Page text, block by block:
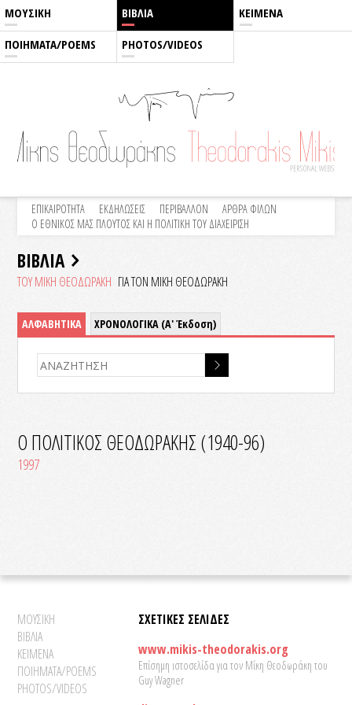
ΜΟΥΣΙΚΗ ΒΙΒΛΙΑ ΚΕΙΜΕΝΑ
ΠΟΙΗΜΑΤΑ/POEMS PHOTOS/VIDEOS
ΕΠΙΚΑΙΡΟΤΗΤΑ ΕΚΔΗΛΩΣΕΙΣ ΠΕΡΙΒΑΛΛΟΝ
ΑΡΘΡΑ ΦΙΛΩΝ
Ο ΕΘΝΙΚΟΣ ΜΑΣ ΠΛΟΥΤΟΣ ΚΑΙ Η ΠΟΛΙΤΙΚΗ ΤΟΥ ΔΙΑΧΕΙΡΙΣΗ
ΒΙΒΛΙΑ
ΤΟΥ ΜΙΚΗ ΘΕΟΔΩΡΑΚΗ ΓΙΑ ΤΟΝ ΜΙΚΗ ΘΕΟΔΩΡΑΚΗ
ΑΛΦΑΒΗΤΙΚΑ ΧΡΟΝΟΛΟΓΙΚΑ (Α' Έκδοση)
Ο ΠΟΛΙΤΙΚΟΣ ΘΕΟΔΩΡΑΚΗΣ (1940-96)
1997
ΜΟΥΣΙΚΗ
ΒΙΒΛΙΑ
ΚΕΙΜΕΝΑ
ΠΟΙΗΜΑΤΑ/POEMS
PHOTOS/VIDEOS
ΣΧΕΤΙΚΕΣ ΣΕΛΙΔΕΣ
www.mikis-theodorakis.org
Επίσημη ιστοσελίδα για τον Μίκη Θεοδωράκη του
Guy Wagner